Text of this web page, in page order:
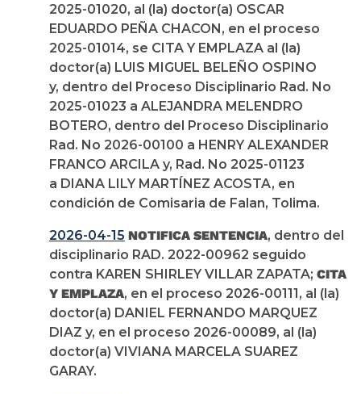
2025-01020, al (la) doctor(a) OSCAR
EDUARDO PEÑA CHACON, en el proceso
2025-01014, se CITA Y EMPLAZA al (la)
doctor(a) LUIS MIGUEL BELEÑO OSPINO
y, dentro del Proceso Disciplinario Rad. No
2025-01023 a ALEJANDRA MELENDRO
BOTERO, dentro del Proceso Disciplinario
Rad. No 2026-00100 a HENRY ALEXANDER
FRANCO ARCILA y, Rad. No 2025-01123
a DIANA LILY MARTÍNEZ ACOSTA, en
condición de Comisaria de Falan, Tolima.
2026-04-15 NOTIFICA SENTENCIA, dentro del
disciplinario RAD. 2022-00962 seguido
contra KAREN SHIRLEY VILLAR ZAPATA; CITA
Y EMPLAZA, en el proceso 2026-00111, al (la)
doctor(a) DANIEL FERNANDO MARQUEZ
DIAZ y, en el proceso 2026-00089, al (la)
doctor(a) VIVIANA MARCELA SUAREZ
GARAY.